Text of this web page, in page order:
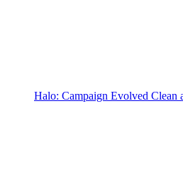
Halo: Campaign Evolved Clean